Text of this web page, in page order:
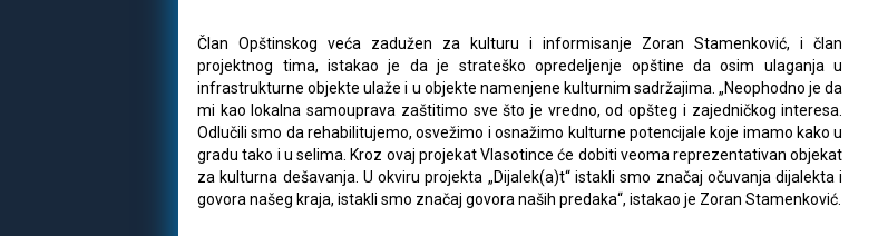
Član Opštinskog veća zadužen za kulturu i informisanje Zoran Stamenković, i član
projektnog tima, istakao je da je strateško opredeljenje opštine da osim ulaganja u
infrastrukturne objekte ulaže i u objekte namenjene kulturnim sadržajima. „Neophodno je da
mi kao lokalna samouprava zaštitimo sve što je vredno, od opšteg i zajedničkog interesa.
Odlučili smo da rehabilitujemo, osvežimo i osnažimo kulturne potencijale koje imamo kako u
gradu tako i u selima. Kroz ovaj projekat Vlasotince će dobiti veoma reprezentativan objekat
za kulturna dešavanja. U okviru projekta „Dijalek(a)t“ istakli smo značaj očuvanja dijalekta i
govora našeg kraja, istakli smo značaj govora naših predaka“, istakao je Zoran Stamenković.